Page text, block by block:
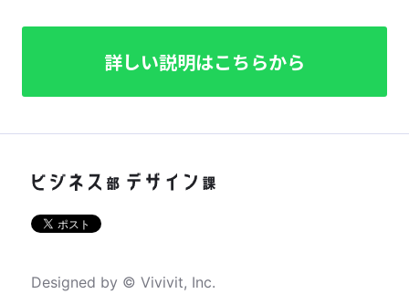
詳しい説明はこちらから
Designed by © Vivivit, Inc.